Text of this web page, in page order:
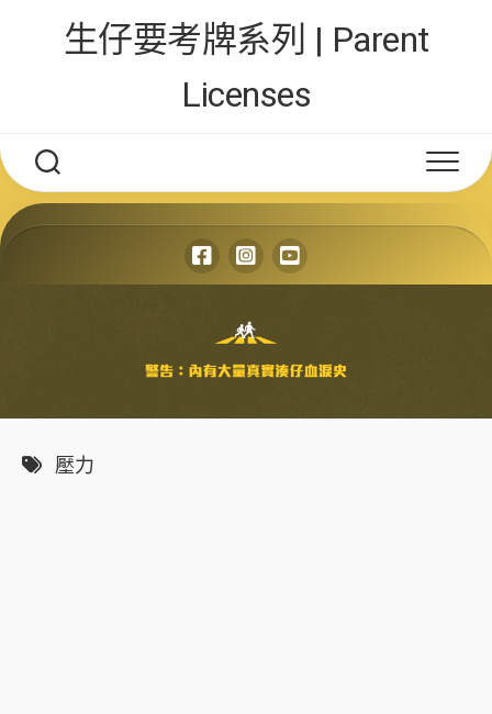
生仔要考牌系列 | Parent
Licenses
壓力